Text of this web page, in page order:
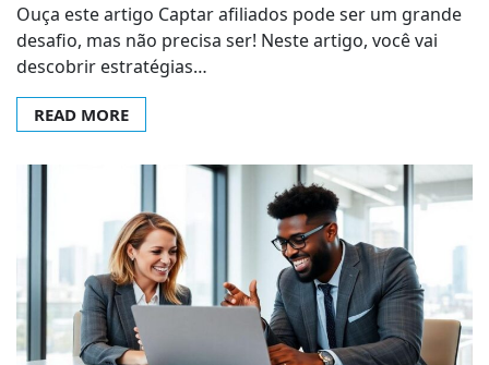
Ouça este artigo Captar afiliados pode ser um grande
desafio, mas não precisa ser! Neste artigo, você vai
descobrir estratégias…
READ MORE